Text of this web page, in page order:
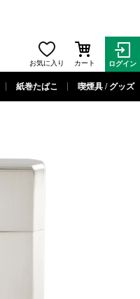
お気に入り カート ログイン
紙巻たばこ 喫煙具 / グッズ